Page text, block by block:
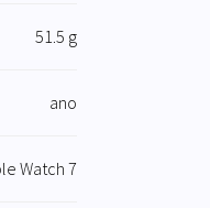
51.5 g
ano
Watch 7